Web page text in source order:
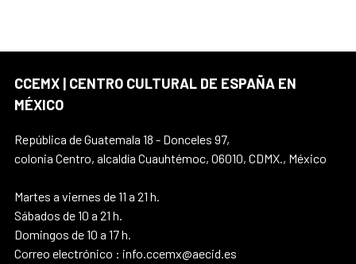
CCEMX | CENTRO CULTURAL DE ESPAÑA EN
MÉXICO
República de Guatemala 18 - Donceles 97,
colonia Centro, alcaldía Cuauhtémoc, 06010, CDMX., México
Martes a viernes de 11 a 21 h.
Sábados de 10 a 21 h.
Domingos de 10 a 17 h.
Correo electrónico : info.ccemx@aecid.es